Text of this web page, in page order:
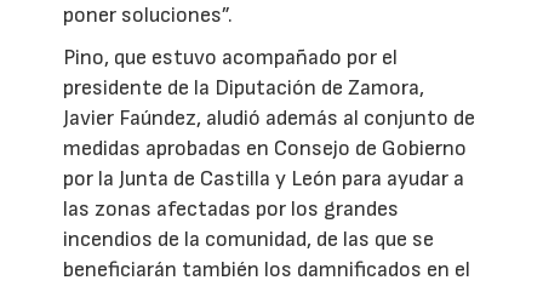
poner soluciones”.
Pino, que estuvo acompañado por el
presidente de la Diputación de Zamora,
Javier Faúndez, aludió además al conjunto de
medidas aprobadas en Consejo de Gobierno
por la Junta de Castilla y León para ayudar a
las zonas afectadas por los grandes
incendios de la comunidad, de las que se
beneficiarán también los damnificados en el